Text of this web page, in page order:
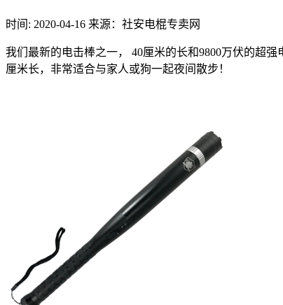
时间: 2020-04-16 来源：社安电棍专卖网
我们最新的电击棒之一， 40厘米的长和9800万伏的超
厘米长，非常适合与家人或狗一起夜间散步！